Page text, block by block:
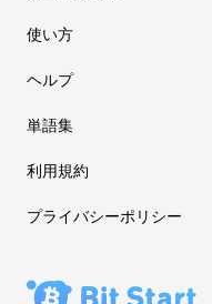
使い方
ヘルプ
単語集
利用規約
プライバシーポリシー